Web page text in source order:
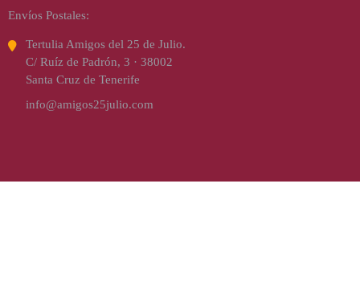
Envíos Postales:
Tertulia Amigos del 25 de Julio.
C/ Ruíz de Padrón, 3 · 38002
Santa Cruz de Tenerife
info@amigos25julio.com